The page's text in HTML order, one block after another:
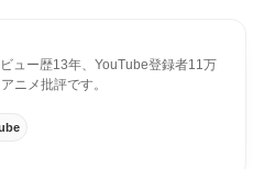
ュー歴13年、YouTube登録者11万
ニメ批評です。